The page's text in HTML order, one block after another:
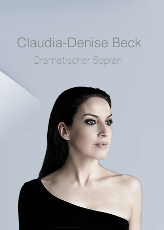
Claudia-Denise Beck
Dramatischer Sopran